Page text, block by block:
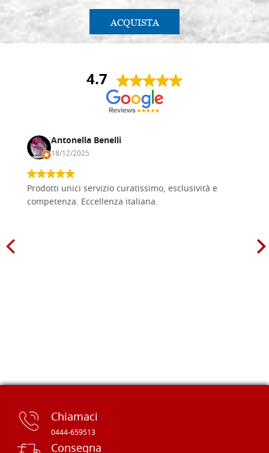
ACQUISTA
4.7
Antonella Benelli
18/12/2025
Prodotti unici servizio curatissimo, esclusività e
competenza. Eccellenza italiana.
Chiamaci
0444-659513
Consegna